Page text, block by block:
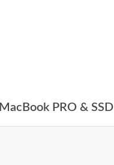
MacBook PRO & SSD